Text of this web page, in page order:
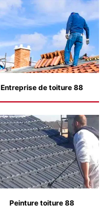
Entreprise de toiture 88
Peinture toiture 88